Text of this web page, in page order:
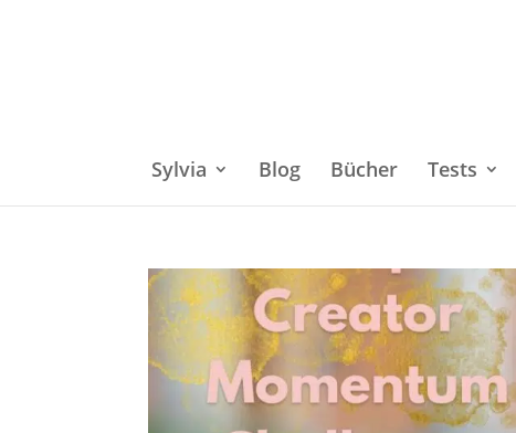
Sylvia Blog Bücher Tests